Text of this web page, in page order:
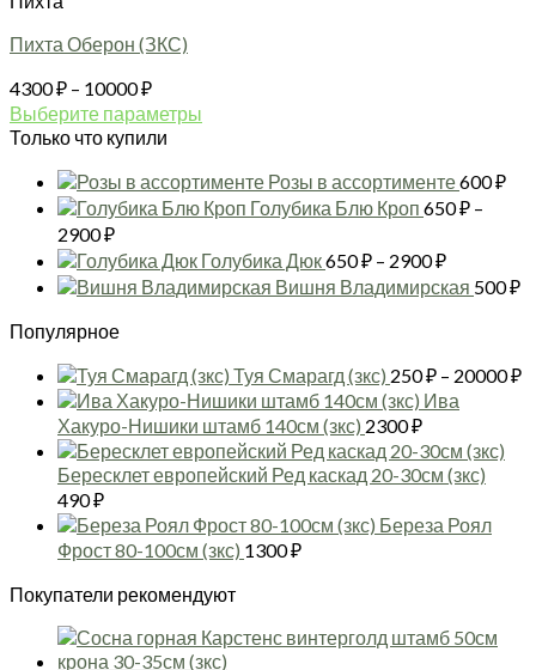
Пихта Оберон (ЗКС)
4300₽ – 10000₽Диапазон
цен:
4300 ₽
10000 ₽
Выберите параметры
Этот
имеет
несколько
вариаций.
Опции
можно
выбрать
на
товара.
Только что купили
Розы в ассортименте600₽
Голубика Блю Кроп 650₽ –
2900₽Диапазон
цен:
650 ₽
2900 ₽
Голубика Дюк650₽ – 2900₽Диапазон
цен:
Вишня Владимирская 500₽
Популярное
Туя Смарагд (зкс) 250₽ – 20000₽
Ива
Хакуро-Нишики штамб 140см (зкс) 2300₽
Бересклет европейский Ред каскад 20-30см (зкс)
490₽
Береза Роял
Фрост 80-100см (зкс) 1300₽
Покупатели рекомендуют